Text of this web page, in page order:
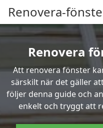
Renovera-
Renovera
Att renovera fönster
särskilt när det gäller
följer denna guide och
enkelt och tryggt att